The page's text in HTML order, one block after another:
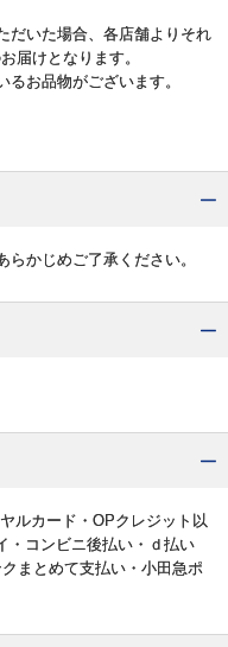
だいた場合、各店舗よりそれ
届けとなります。
お品物がございます。
かじめご了承ください。
ルカード・OPクレジット以
・コンビニ後払い・ｄ払い
まとめて支払い・小田急ポ